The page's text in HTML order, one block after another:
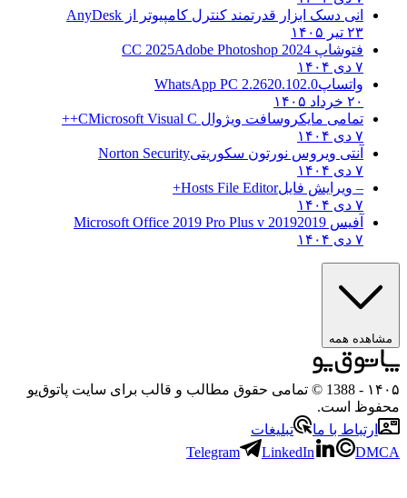
انی دسک ابزار قدرتمند کنترل کامپیوتر از AnyDesk
۲۳ تیر ۱۴۰۵
فتوشاپ CC 2025 Adobe Photoshop 2024
۷ دی ۱۴۰۴
واتساپWhatsApp PC 2.2620.102.0
۲۰ خرداد ۱۴۰۵
تمامی مایکروسافت ویژوال C Microsoft Visual C++
۷ دی ۱۴۰۴
آنتی ویروس نورتون سکوریتیNorton Security
۷ دی ۱۴۰۴
– ویرایش فایلHosts File Editor+
۷ دی ۱۴۰۴
آفیس 2019 2019 Microsoft Office 2019 Pro Plus v
۷ دی ۱۴۰۴
مشاهده همه
۱۴۰۵
- 1388 © تمامی حقوق مطالب و قالب برای سایت پاتوق‌یو
محفوظ است.
ارتباط با ما
تبلیغات
Telegram
LinkedIn DMCA